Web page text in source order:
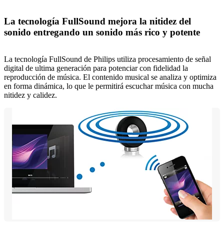
La tecnología FullSound mejora la nitidez del
sonido entregando un sonido más rico y potente
La tecnología FullSound de Philips utiliza procesamiento de señal
digital de ultima generación para potenciar con fidelidad la
reproducción de música. El contenido musical se analiza y optimiza
en forma dinámica, lo que le permitirá escuchar música con mucha
nitidez y calidez.